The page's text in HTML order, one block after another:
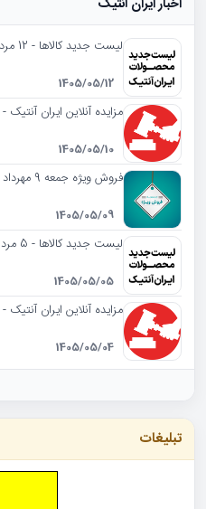
اخبار ایران آنتیک
لیست جدید کالاها - 12 مرداد 1405
1405/05/12
مزایده آنلاین ایران آنتیک -
1405/05/10
فروش ویژه جمعه 9 مهرداد 1405
1405/05/09
لیست جدید کالاها - 5 مرداد 1405
1405/05/05
مزایده آنلاین ایران آنتیک -
1405/05/04
تبلیغات